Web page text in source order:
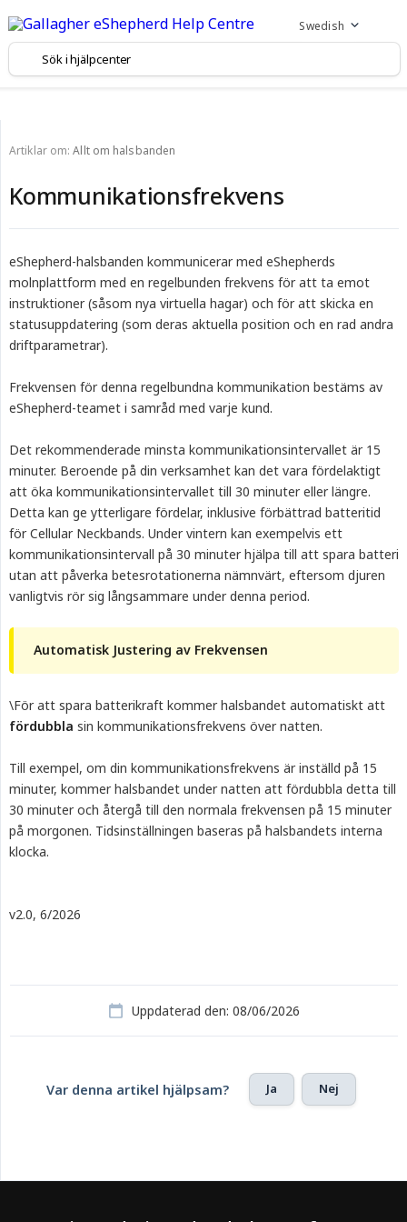
Swedish
Artiklar om: Allt om halsbanden
Kommunikationsfrekvens
eShepherd-halsbanden kommunicerar med eShepherds
molnplattform med en regelbunden frekvens för att ta emot
instruktioner (såsom nya virtuella hagar) och för att skicka en
statusuppdatering (som deras aktuella position och en rad andra
driftparametrar).
Frekvensen för denna regelbundna kommunikation bestäms av
eShepherd-teamet i samråd med varje kund.
Det rekommenderade minsta kommunikationsintervallet är 15
minuter. Beroende på din verksamhet kan det vara fördelaktigt
att öka kommunikationsintervallet till 30 minuter eller längre.
Detta kan ge ytterligare fördelar, inklusive förbättrad batteritid
för Cellular Neckbands. Under vintern kan exempelvis ett
kommunikationsintervall på 30 minuter hjälpa till att spara batteri
utan att påverka betesrotationerna nämnvärt, eftersom djuren
vanligtvis rör sig långsammare under denna period.
Automatisk Justering av Frekvensen
\För att spara batterikraft kommer halsbandet automatiskt att
fördubbla sin kommunikationsfrekvens över natten.
Till exempel, om din kommunikationsfrekvens är inställd på 15
minuter, kommer halsbandet under natten att fördubbla detta till
30 minuter och återgå till den normala frekvensen på 15 minuter
på morgonen. Tidsinställningen baseras på halsbandets interna
klocka.
v2.0, 6/2026
Uppdaterad den: 08/06/2026
Var denna artikel hjälpsam? Ja Nej